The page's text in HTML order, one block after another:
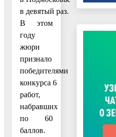
в девятый раз.
В этом
году
жюри
признало
победителями
конкурса 6
работ,
набравших
по 60
баллов.